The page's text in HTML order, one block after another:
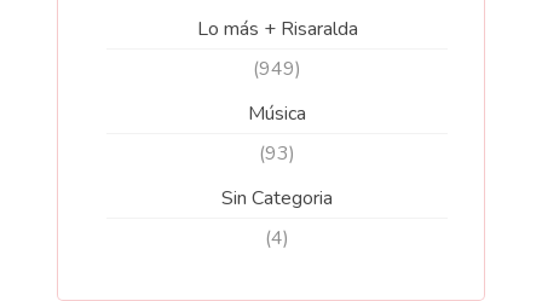
Lo más + Risaralda
(949)
Música
(93)
Sin Categoria
(4)